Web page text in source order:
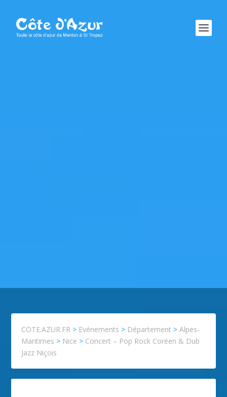
COTE.AZUR.FR > Evénements > Département >Alpes-
Maritimes > Nice > Concert – Pop Rock Coréen & Dub
Jazz Niçois